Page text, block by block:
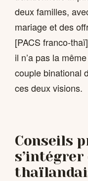
deux familles,
mariage et des
[PACS franco-
il n’a pas la
couple binational
ces deux visions.
Conseils